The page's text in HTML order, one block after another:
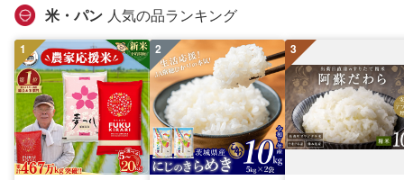
米・パン 人気の品ランキング
1 2 3